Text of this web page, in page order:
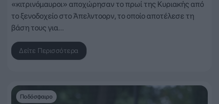
«κιτρινόμαυροι» αποχώρησαν το πρωί της Κυριακής από
το ξενοδοχείο στο Άπελντοορν, το οποίο αποτέλεσε τη
βάση τους για…
Δείτε Περισσότερα
Ποδόσφαιρο